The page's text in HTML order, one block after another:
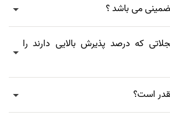
می باشد ؟
که درصد پذیرش بالایی دارند را
است؟